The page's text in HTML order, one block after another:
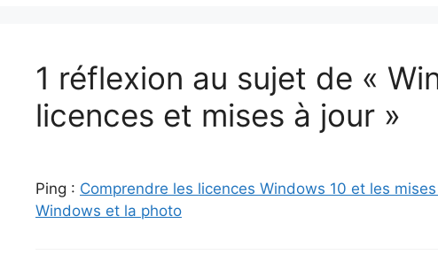
1 réflexion au sujet de «
licences et mises à jour »
Ping : Comprendre les licences Windows 10 et les
Windows et la photo